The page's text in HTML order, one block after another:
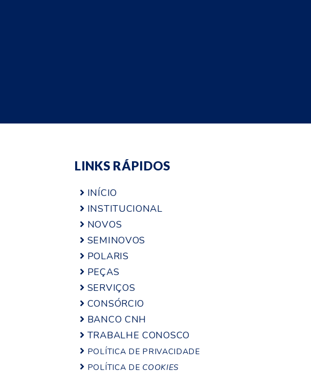
LINKS RÁPIDOS
INÍCIO
INSTITUCIONAL
NOVOS
SEMINOVOS
POLARIS
PEÇAS
SERVIÇOS
CONSÓRCIO
BANCO CNH
TRABALHE CONOSCO
POLÍTICA DE PRIVACIDADE
POLÍTICA DE COOKIES